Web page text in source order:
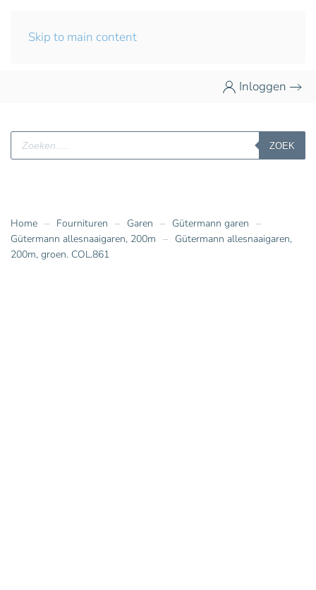
Skip to main content
Inloggen
Producten
zoeken
ZOEK
Home Fournituren Garen
Gütermann garen
Gütermann allesnaaigaren, 200m
Gütermann allesnaaigaren,
200m, groen. COL.861